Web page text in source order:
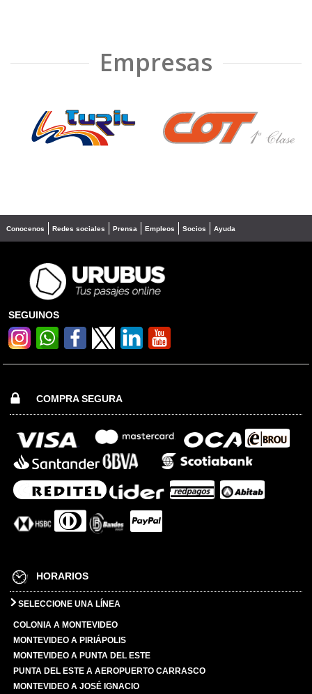
Empresas
❮ ❯
Conocenos Redes sociales Prensa Empleos Socios Ayuda
SEGUINOS
COMPRA SEGURA
HORARIOS
SELECCIONE UNA LÍNEA
COLONIA A MONTEVIDEO
MONTEVIDEO A PIRIÁPOLIS
MONTEVIDEO A PUNTA DEL ESTE
PUNTA DEL ESTE A AEROPUERTO CARRASCO
MONTEVIDEO A JOSÉ IGNACIO